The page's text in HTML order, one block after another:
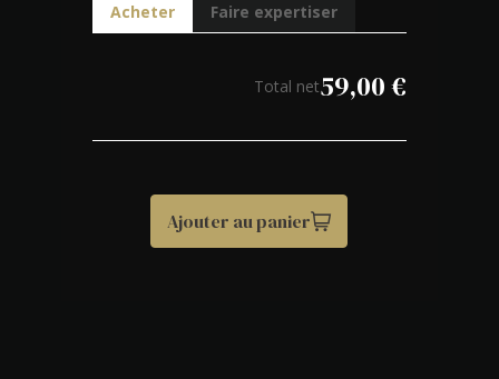
Acheter Faire expertiser
Total net59,00€
Ajouter au panier